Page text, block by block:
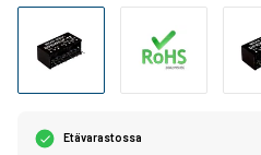
Etävarastossa